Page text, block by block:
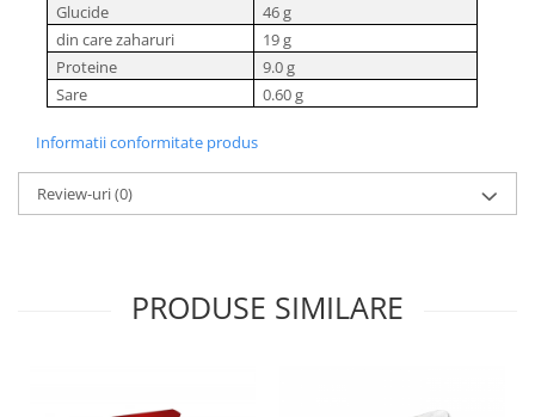
Glucide
46 g
din care zaharuri
19 g
Proteine
9.0 g
Sare
0.60 g
Informatii conformitate produs
Review-uri(0)
PRODUSE SIMILARE